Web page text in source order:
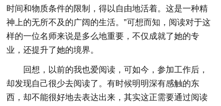
时间和物质条件的限制，得以自由地活着。这是一种精
神上的无所不及的广阔的生活。”可想而知，阅读对于这
样的一位名师来说是多么地重要，不仅成就了她的专
业，还提升了她的境界。
回想，以前的我也爱阅读，可如今，参加工作后，
却发现自己很少去阅读了。有时候明明深有感触的东
西，却不能很好地去表达出来，其实这正需要通过阅读